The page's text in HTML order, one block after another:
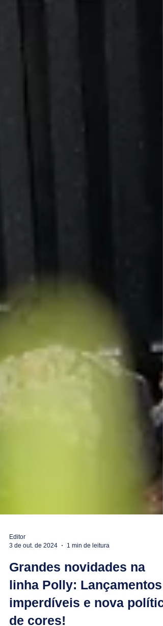
3 de out. de 2024
1 min de leitura
Grandes novidades na
linha Polly: Lançamentos
imperdíveis e nova